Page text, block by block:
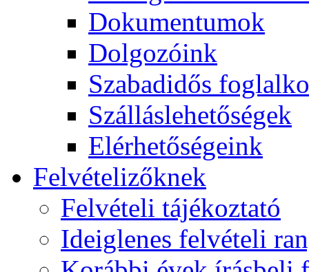
Dokumentumok
Dolgozóink
Szabadidős
Szálláslehetőségek
Elérhetőségeink
Felvételizőknek
Felvételi tájékoztató
Ideiglenes felvételi